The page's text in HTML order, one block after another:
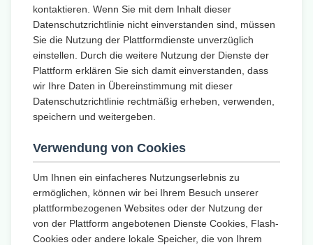
kontaktieren. Wenn Sie mit dem Inhalt dieser
Datenschutzrichtlinie nicht einverstanden sind, müssen
Sie die Nutzung der Plattformdienste unverzüglich
einstellen. Durch die weitere Nutzung der Dienste der
Plattform erklären Sie sich damit einverstanden, dass
wir Ihre Daten in Übereinstimmung mit dieser
Datenschutzrichtlinie rechtmäßig erheben, verwenden,
speichern und weitergeben.
Verwendung von Cookies
Um Ihnen ein einfacheres Nutzungserlebnis zu
ermöglichen, können wir bei Ihrem Besuch unserer
plattformbezogenen Websites oder der Nutzung der
von der Plattform angebotenen Dienste Cookies, Flash-
Cookies oder andere lokale Speicher, die von Ihrem